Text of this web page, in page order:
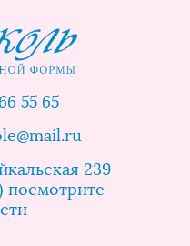
55 65
239
посмотрите